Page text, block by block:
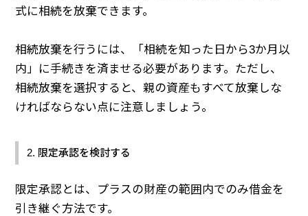
式に相続を放棄できます。
相続放棄を行うには、「相続を知った日から3か月以
内」に手続きを済ませる必要があります。ただし、
相続放棄を選択すると、親の資産もすべて放棄しな
ければならない点に注意しましょう。
2. 限定承認を検討する
限定承認とは、プラスの財産の範囲内でのみ借金を
引き継ぐ方法です。